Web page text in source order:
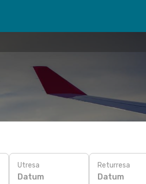
Utresa
Datum
Returresa
Datum